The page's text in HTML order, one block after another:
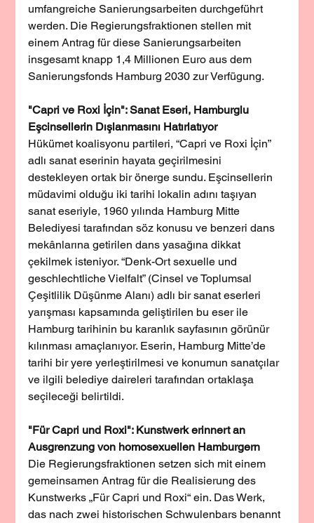
umfangreiche Sanierungsarbeiten durchgeführt
werden. Die Regierungsfraktionen stellen mit
einem Antrag für diese Sanierungsarbeiten
insgesamt knapp 1,4 Millionen Euro aus dem
Sanierungsfonds Hamburg 2030 zur Verfügung.
"Capri ve Roxi İçin": Sanat Eseri, Hamburglu
Eşcinsellerin Dışlanmasını Hatırlatıyor
Hükümet koalisyonu partileri, “Capri ve Roxi İçin”
adlı sanat eserinin hayata geçirilmesini
destekleyen ortak bir önerge sundu. Eşcinsellerin
müdavimi olduğu iki tarihi lokalin adını taşıyan
sanat eseriyle, 1960 yılında Hamburg Mitte
Belediyesi tarafından söz konusu ve benzeri dans
mekânlarına getirilen dans yasağına dikkat
çekilmek isteniyor. “Denk-Ort sexuelle und
geschlechtliche Vielfalt” (Cinsel ve Toplumsal
Çeşitlilik Düşünme Alanı) adlı bir sanat eserleri
yarışması kapsamında geliştirilen bu eser ile
Hamburg tarihinin bu karanlık sayfasının görünür
kılınması amaçlanıyor. Eserin, Hamburg Mitte’de
tarihi bir yere yerleştirilmesi ve konumun sanatçılar
ve ilgili belediye daireleri tarafından ortaklaşa
seçileceği belirtildi.
"Für Capri und Roxi": Kunstwerk erinnert an
Ausgrenzung von homosexuellen Hamburgern
Die Regierungsfraktionen setzen sich mit einem
gemeinsamen Antrag für die Realisierung des
Kunstwerks „Für Capri und Roxi“ ein. Das Werk,
das nach zwei historischen Schwulenbars benannt